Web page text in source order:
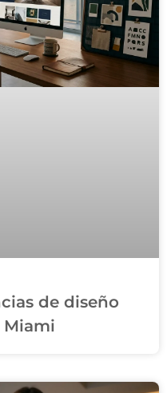
de diseño
Miami